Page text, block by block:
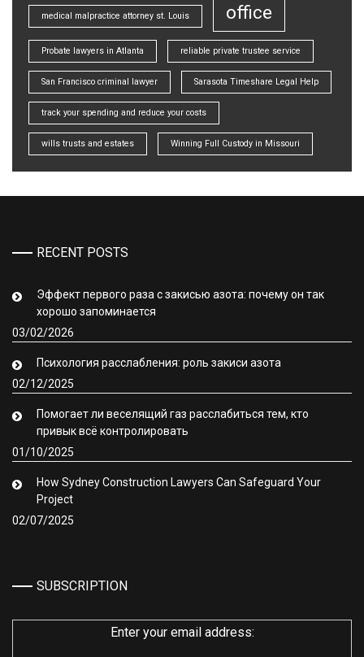
medical malpractice attorney st. Louis office
Probate lawyers in Atlanta reliable private trustee service
San Francisco criminal lawyer Sarasota Timeshare Legal Help
track your spending and reduce your costs
wills trusts and estates Winning Full Custody in Missouri
RECENT POSTS
Эффект первого раза с закисью азота: почему он так
хорошо запоминается
03/02/2026
Психология расслабления: роль закиси азота
02/12/2025
Помогает ли веселящий газ расслабиться тем, кто
привык всё контролировать
01/10/2025
How Sydney Construction Lawyers Can Safeguard Your
Project
02/07/2025
SUBSCRIPTION
Enter your email address: